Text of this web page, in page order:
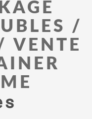
/
VENTE